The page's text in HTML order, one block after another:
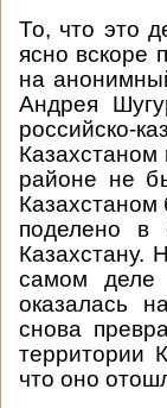
То, что это
ясно вскоре
на
Андрея
российско-
Казахстаном
районе не
поделено
Казахстану.
самом деле
оказалась
снова
территории
что оно